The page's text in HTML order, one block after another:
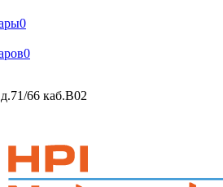
0
0
66 каб.B02